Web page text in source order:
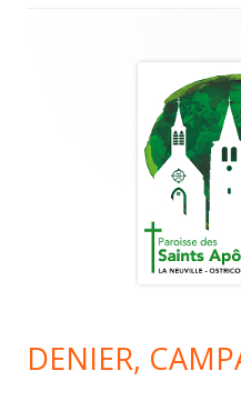
principale
DENIER,